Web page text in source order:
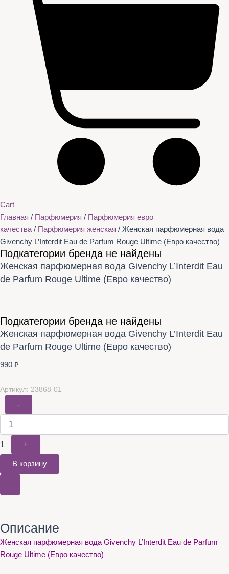
Cart
Главная / Парфюмерия / Парфюмерия евро
качества / Парфюмерия женская / Женская парфюмерная вода
Givenchy L’Interdit Eau de Parfum Rouge Ultime (Евро качество)
Подкатегории бренда не найдены
Женская парфюмерная вода Givenchy L’Interdit Eau
de Parfum Rouge Ultime (Евро качество)
Подкатегории бренда не найдены
Женская парфюмерная вода Givenchy L’Interdit Eau
de Parfum Rouge Ultime (Евро качество)
990 ₽
Артикул: 23868-01
-
1 +
В корзину
Описание
Женская парфюмерная вода Givenchy L’Interdit Eau de Parfum
Rouge Ultime (Евро качество)